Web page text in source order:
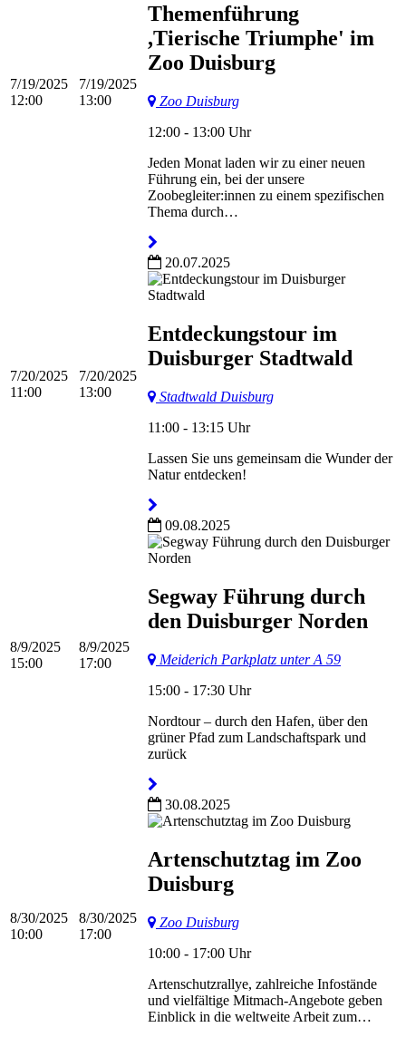
7/19/2025
12:00
7/19/2025
13:00
Themenführung
,Tierische Triumphe' im
Zoo Duisburg
Zoo Duisburg
12:00 - 13:00 Uhr
Jeden Monat laden wir zu einer neuen
Führung ein, bei der unsere
Zoobegleiter:innen zu einem spezifischen
Thema durch…
7/20/2025
11:00
7/20/2025
13:00
20.07.2025
Entdeckungstour im
Duisburger Stadtwald
Stadtwald Duisburg
11:00 - 13:15 Uhr
Lassen Sie uns gemeinsam die Wunder der
Natur entdecken!
8/9/2025
15:00
8/9/2025
17:00
09.08.2025
Segway Führung durch
den Duisburger Norden
Meiderich Parkplatz unter A 59
15:00 - 17:30 Uhr
Nordtour – durch den Hafen, über den
grüner Pfad zum Landschaftspark und
zurück
8/30/2025
10:00
8/30/2025
17:00
30.08.2025
Artenschutztag im Zoo
Duisburg
Zoo Duisburg
10:00 - 17:00 Uhr
Artenschutzrallye, zahlreiche Infostände
und vielfältige Mitmach-Angebote geben
Einblick in die weltweite Arbeit zum…